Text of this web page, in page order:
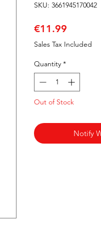
SKU: 3661945170042
€11.99
Sales Tax Included
Quantity *
Out of Stock
Notify